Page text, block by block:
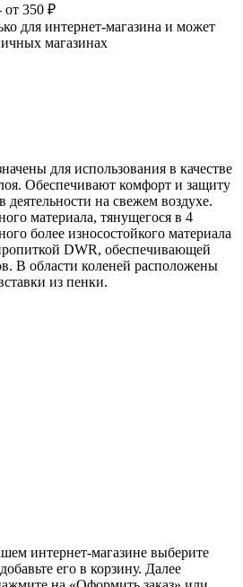
от 350 ₽
для интернет-магазина и может
магазинах
для использования в качестве
Обеспечивают комфорт и защиту
на свежем воздухе.
материала, тянущегося в 4
более износостойкого материала
DWR, обеспечивающей
В области коленей расположены
из пенки.
интернет-магазине выберите
его в корзину. Далее